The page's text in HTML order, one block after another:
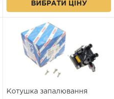
ВИБРАТИ ЦІНУ
Котушка запалювання